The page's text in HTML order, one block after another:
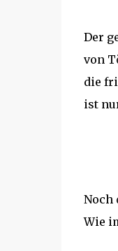
Der
von
die
ist
Noch
Wie